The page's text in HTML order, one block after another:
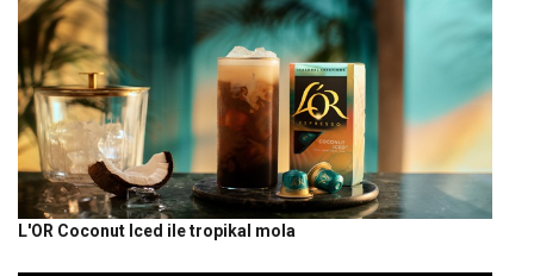
L'OR Coconut Iced ile tropikal mola